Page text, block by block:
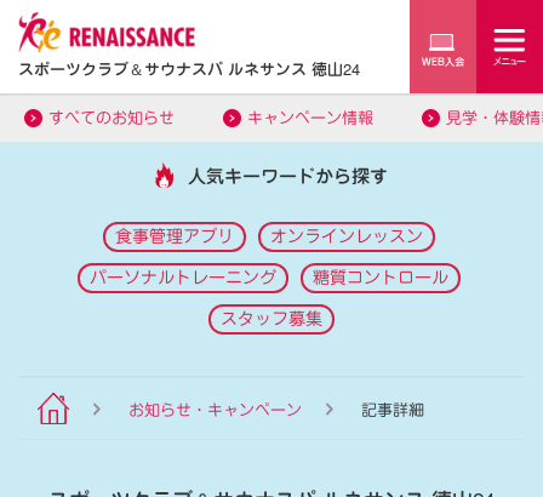
スポーツクラブ＆サウナスパ ルネサンス 徳山24
すべてのお知らせ キャンペーン情報 見学・体験
人気キーワードから探す
食事管理アプリ オンラインレッスン
パーソナルトレーニング 糖質コントロール
スタッフ募集
お知らせ・キャンペーン 記事詳細